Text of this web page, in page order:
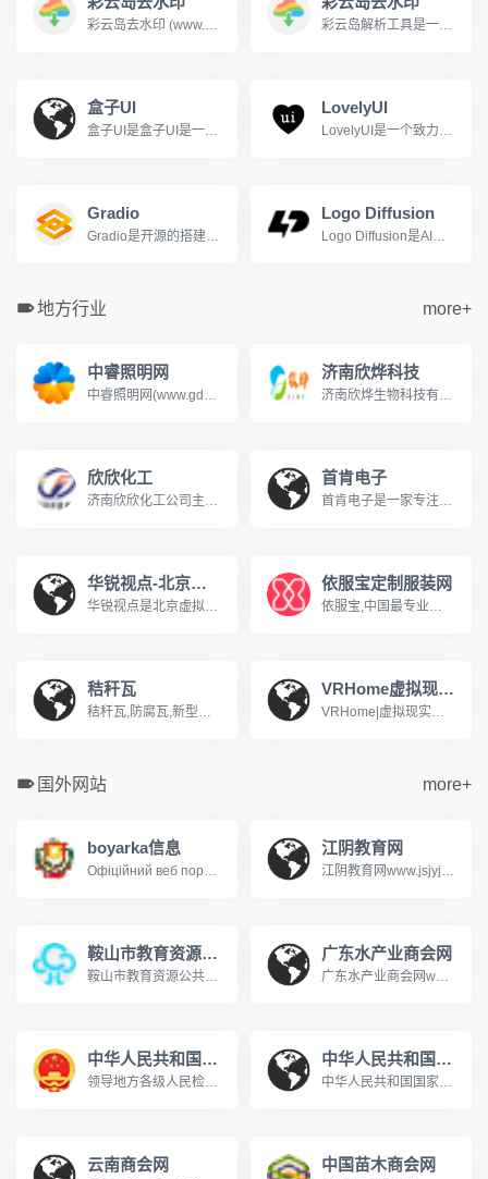
彩云岛去水印 (www.caiyundao123.com) 是一个免费的视频解析网站，支持下载解析抖音，快手，b站(哔哩哔哩)，油管(YouTube)等上百个平台的视频，并自动去除视频水印。 彩云岛解析工具是一款功能强大的视频解析工具，支持全网主流视频网站的无水印视频下载，哔哩哔哩、抖音、快手、小红书、YouTube等平台。用户只需复制视频链接并粘贴到彩云岛解析工具的输入框中，即可一键解析并下载高清无水印的视频资源。
盒子UI
盒子UI是盒子UI是一个专注于用户体验设计的平台.
LovelyUI
LovelyUI是一个致力于智能手机界面设计作品展示的博客网站
Gradio
Gradio是开源的搭建机器学习模型UI界面的Python库
Logo Diffusion
Logo Diffusion是AI驱动的Logo和标志生成工具
地方行业 more+
中睿照明网
中睿照明网(www.gdzrlj.com)提供全方位的照明产业资讯、照明品牌、照明方案、照明技术等信息, 助您实时了解最新照明行业的动态,把握市场信息。
济南欣烨科技
济南欣烨生物科技有限公司是一家集科研，销售N-甲基吡咯烷酮,六水三氯化铁,对苯醌,对苯二酚,2-氟-3-硝基苯甲酸,三苯基膦,氧化苯乙烯,苯乙酮,间苯二甲醚,2-氰基吡嗪,二甲基硫醚,异戊烯醛,异戊烯醇,环戊酮,丙二腈,偶氮二异丁腈,叔丁醇医药中间体,酚醛树脂，氧化苯乙烯,苯乙酮,间苯二甲醚,2-氰基吡嗪,二甲基硫醚,异戊烯醛,异戊烯醇,环戊酮,丙二腈,偶氮二异丁腈,叔丁醇医药中间体,酚醛树脂.
欣欣化工
济南欣欣化工公司主导产品有：生物制药系列，医药中间体，化学溶剂系列，阻燃剂系列，化学试剂系列，颜料燃料系列，橡胶塑料系列，酚醛树脂等系列产品。济南欣烨化工有限公司是一家集科研，销售防黄剂，丁酰肼原药，防黄剂HN-130，防黄剂HN-150，防黄剂,丁酰肼原药,异戊烯醇321,对苯二酚,异戊醇,异戊烯醛,异丙叉丙酮，异丙醚，异己二醇，二甲硫基甲苯二胺，二乙基甲苯二胺.
首肯电子
首肯电子是一家专注品牌风机一站式采购的供应商，销售近万种风机商品，近4000平方仓储，提供快速响应专业而可靠的风机供应链解决方案系德国ebmpapst依必安派特代理&nbsp;经销囊括SUNON建准 ,ADDA协禧,SANYO山洋, NMB美蓓亚, BI-SONIC百瑞,SOKFAN......经营范围：包括直流风机，交流风机，EC风机，轴流风机, 离心风机，横流风机，鼓风机，空调风机，AHU风机等工业风机风扇产品应用于：通风、空调设备、制冷、制热，供暖、电气自动化、变频器、机箱机柜 、电子设备
华锐视点-北京虚拟现实内容提供商
华锐视点是北京虚拟现实内容提供商！主营业务是为政府单位和民营企业提供专业的虚拟现实解决方案，包括：智慧城市综合解决方案、商业地产虚拟仿真系统、展览展示、城市规划、数字沙盘、城市应用、三维动画、工业流程模拟、Ipad售楼系统、景区三维展示、工业控制、网络三维展馆、三维培训课件、水利电力GIS系统等 。www.vrnew.com
依服宝定制服装网
依服宝,中国最专业的服装定制网站,公司专注于企业团体服装定制、服装定做,服装定制厂家依服宝,能够提供服装定做一站式服务,依服宝服装定制咨询热线400-180-6688!www.efubao.com
秸秆瓦
秸秆瓦,防腐瓦,新型屋面瓦生产厂家,电话:13965951661,传树建材,10年新型屋面瓦研发,生产经验,秸秆瓦,防腐瓦是传统屋面瓦升级换代的新型屋面瓦.公司热线：400-887-1528
VRHome虚拟现实家装网
VRHome|虚拟现实家装,是一款国内超真实的虚拟现实家装平台,为用户免费提供超真实360度沉浸式虚拟家装方案体验。vrjiazhuang.com
国外网站 more+
boyarka信息
Офіційний веб портал Боярської міської ради
江阴教育网
江阴教育网www.jsjyjy.net江阴市招生考试信息查询系统http://221.228.70.49:8050/user/index.jsp
鞍山市教育资源公共服务平台
鞍山市教育资源公共服务平台www.aseduzy.com鞍山市教育资源公共服务平台是专门服务于鞍山市教育资源公共服务平台教育信息化的网站,网站向教师、学生、家长提供个人空间服务。主要提供集体备课、评课议课,课题研究,在线训练、在线题库,在线作业等教研、教学应用,在教育信息化服务行业中处于领先地位。
广东水产业商会网
广东水产业商会网www.gdapbf.com
中华人民共和国最高人民检察院
领导地方各级人民检察院和专门人民检察院依法履行法律监督职能。
中华人民共和国国家人口和计划生育委员会
中华人民共和国国家人口和计划生育委员会是中华人民共和国国务院组成部门。2003年3月，经第十届全国人大第一次会议决定，在国务院行政管理体制和机构改革中，将原国家计划生育委员会更名为国家人口和计划生育委员会。国家人口计生委承担着执行国家的人口和计划生育政策。
云南商会网 中国苗木商会网